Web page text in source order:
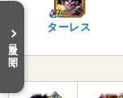
ターレス
目次を開く